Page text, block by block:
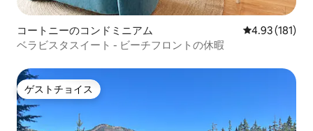
コートニーのコンドミニアム レビュー181
4.93 (181)
ベラビスタスイート - ビーチフロントの休暇
ゲストチョイス
ゲストチョイス